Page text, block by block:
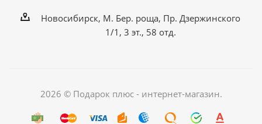
Новосибирск, М. Бер. роща, Пр. Дзержинского
1/1, 3 эт., 58 отд.
2026 © Подарок плюс - интернет-магазин.